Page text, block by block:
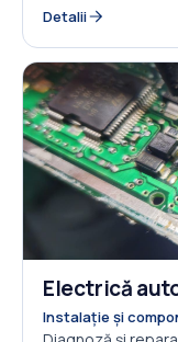
Detalii
08 NOU
Electrică
Instalație și